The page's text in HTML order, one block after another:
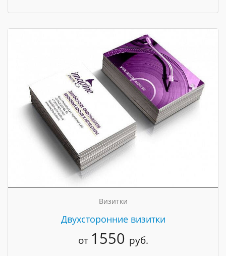
Визитки
Двухсторонние визитки
от 1550 руб.